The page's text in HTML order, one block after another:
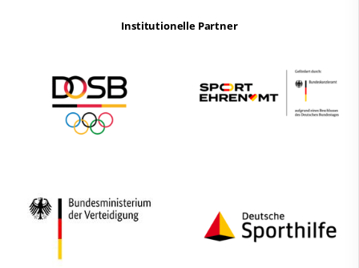
Institutionelle Partner